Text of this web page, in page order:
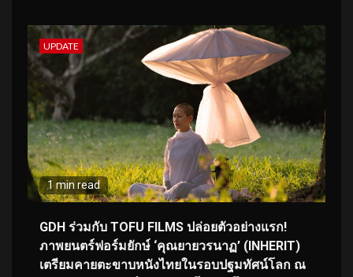
UPDATE
1 min read
GDH ร่วมกับ TOFU FILMS ปล่อยตัวอย่างแรก!
ภาพยนตร์ฟอร์มยักษ์ ‘คุณยายวรนาฏ’ (INHERIT)
เตรียมคายตะขาบหนังไทยในรอบปฐมทัศน์โลก ณ